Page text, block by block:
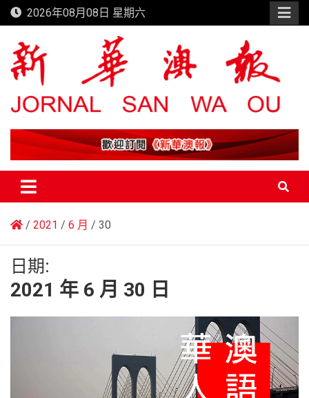
Skip
to
content
2026年08月08日 星期六
新華澳報
2021 6 月 30
日期:
2021 年 6 月 30 日